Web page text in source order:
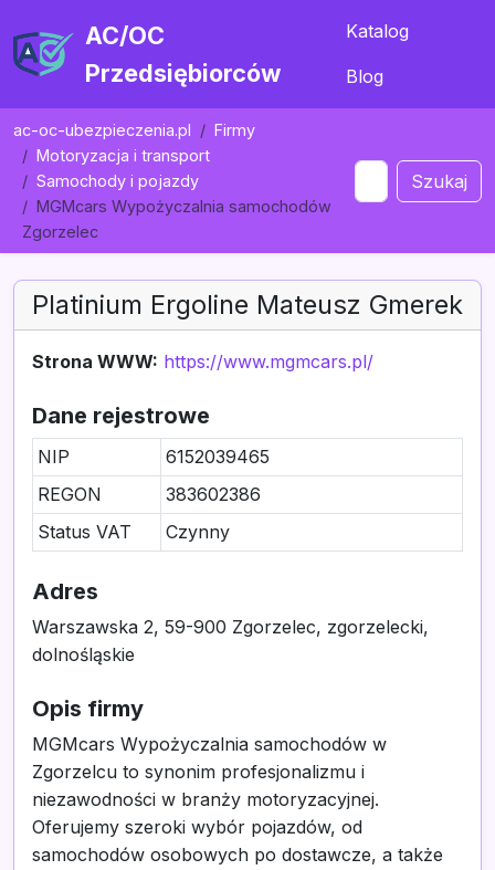
AC/OC
Przedsiębiorców
Katalog
Blog
ac-oc-ubezpieczenia.pl
Firmy
Motoryzacja i transport
Samochody i pojazdy
MGMcars Wypożyczalnia samochodów
Zgorzelec
Szukaj
Platinium Ergoline Mateusz Gmerek
Strona WWW: https://www.mgmcars.pl/
Dane rejestrowe
NIP
6152039465
REGON
383602386
Status VAT
Czynny
Adres
Warszawska 2, 59-900 Zgorzelec, zgorzelecki,
dolnośląskie
Opis firmy
MGMcars Wypożyczalnia samochodów w
Zgorzelcu to synonim profesjonalizmu i
niezawodności w branży motoryzacyjnej.
Oferujemy szeroki wybór pojazdów, od
samochodów osobowych po dostawcze, a także